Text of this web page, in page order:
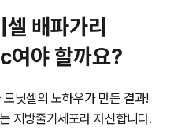
배파가리
야 할까요?
닛셀의 노하우가 만든 결과!
지방줄기세포라 자신합니다.